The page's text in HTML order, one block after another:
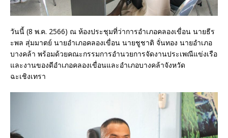
วันนี้ (8 พ.ค. 2566) ณ ห้องประชุมที่ว่าการอำเภอคลองเขื่อน นายธีร
ะพล สุ่มมาตย์ นายอำเภอคลองเขื่อน นายชูชาติ จั่นทอง นายอำเภอ
บางคล้า พร้อมด้วยคณะกรรมการอำนวยการจัดงานประเพณีแข่งเรือ
และงานของดีอำเภอคลองเขื่อนและอำเภอบางคล้าจังหวัด
ฉะเชิงเทรา